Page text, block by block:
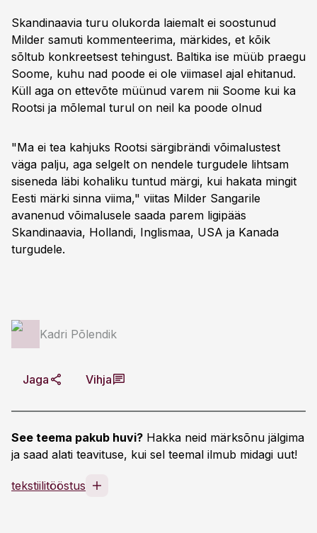
Skandinaavia turu olukorda laiemalt ei soostunud
Milder samuti kommenteerima, märkides, et kõik
sõltub konkreetsest tehingust. Baltika ise müüb praegu
Soome, kuhu nad poode ei ole viimasel ajal ehitanud.
Küll aga on ettevõte müünud varem nii Soome kui ka
Rootsi ja mõlemal turul on neil ka poode olnud
"Ma ei tea kahjuks Rootsi särgibrändi võimalustest
väga palju, aga selgelt on nendele turgudele lihtsam
siseneda läbi kohaliku tuntud märgi, kui hakata mingit
Eesti märki sinna viima," viitas Milder Sangarile
avanenud võimalusele saada parem ligipääs
Skandinaavia, Hollandi, Inglismaa, USA ja Kanada
turgudele.
Kadri Põlendik
Jaga Vihja
See teema pakub huvi? Hakka neid märksõnu jälgima
ja saad alati teavituse, kui sel teemal ilmub midagi uut!
tekstiilitööstus